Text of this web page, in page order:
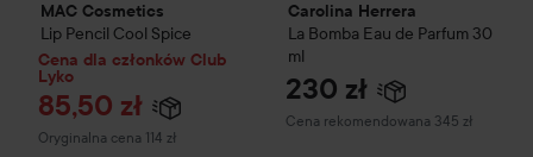
MAC Cosmetics
Lip Pencil Cool Spice
Cena dla członków Club
Lyko
85,50 zł
Oryginalna cena 114 zł
Cena regularna 114 zł
Carolina Herrera
La Bomba Eau de Parfum 30
ml
230 zł
Cena rekomendowana 345 zł
Zalecana cena 345 zł